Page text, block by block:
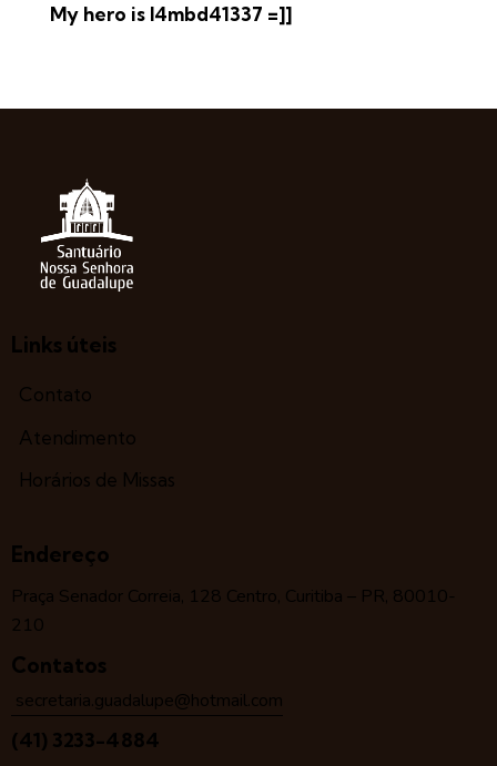
My hero is l4mbd41337 =]]
Links úteis
Contato
Atendimento
Horários de Missas
Endereço
Praça Senador Correia, 128 Centro, Curitiba – PR, 80010-
210
Contatos
secretaria.guadalupe@hotmail.com
(41) 3233-4884